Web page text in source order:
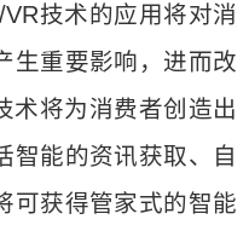
技术的应用将对消
生重要影响，进而改
术将为消费者创造出
智能的资讯获取、自
可获得管家式的智能